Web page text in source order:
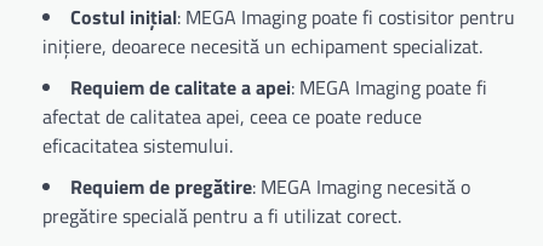
Costul inițial: MEGA Imaging poate fi costisitor pentru
inițiere, deoarece necesită un echipament specializat.
Requiem de calitate a apei: MEGA Imaging poate fi
afectat de calitatea apei, ceea ce poate reduce
eficacitatea sistemului.
Requiem de pregătire: MEGA Imaging necesită o
pregătire specială pentru a fi utilizat corect.